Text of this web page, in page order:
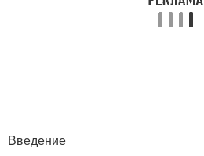
Введение